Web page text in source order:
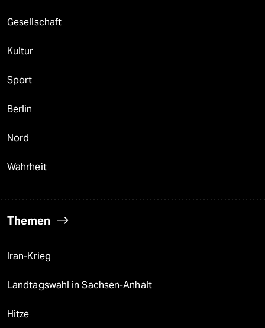
Gesellschaft
Kultur
Sport
Berlin
Nord
Wahrheit
Themen
Iran-Krieg
Landtagswahl in Sachsen-Anhalt
Hitze